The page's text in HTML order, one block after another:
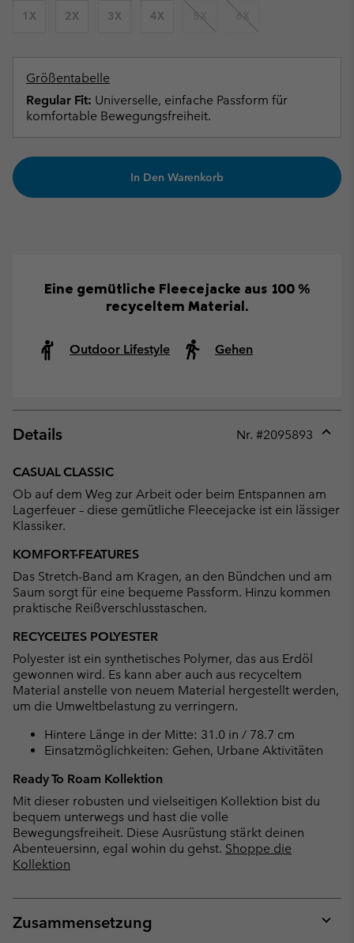
1X 2X 3X 4X 5X 6X
Größentabelle
Regular Fit: Universelle, einfache Passform für
komfortable Bewegungsfreiheit.
In Den Warenkorb
Eine gemütliche Fleecejacke aus 100 %
recyceltem Material.
Outdoor Lifestyle Gehen
Details Nr. #2095893
CASUAL CLASSIC
Ob auf dem Weg zur Arbeit oder beim Entspannen am
Lagerfeuer – diese gemütliche Fleecejacke ist ein lässiger
Klassiker.
KOMFORT-FEATURES
Das Stretch-Band am Kragen, an den Bündchen und am
Saum sorgt für eine bequeme Passform. Hinzu kommen
praktische Reißverschlusstaschen.
RECYCELTES POLYESTER
Polyester ist ein synthetisches Polymer, das aus Erdöl
gewonnen wird. Es kann aber auch aus recyceltem
Material anstelle von neuem Material hergestellt werden,
um die Umweltbelastung zu verringern.
Hintere Länge in der Mitte: 31.0 in / 78.7 cm
Einsatzmöglichkeiten: Gehen, Urbane Aktivitäten
Ready To Roam Kollektion
Mit dieser robusten und vielseitigen Kollektion bist du
bequem unterwegs und hast die volle
Bewegungsfreiheit. Diese Ausrüstung stärkt deinen
Abenteuersinn, egal wohin du gehst. Shoppe die
Kollektion
Zusammensetzung